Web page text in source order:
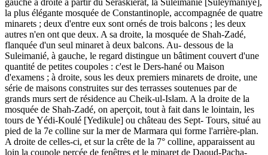
la plus élégante mosquée de Constantinople, accompagnée de quatre
minarets ; deux d'entre eux sont ornés de trois balcons ; les deux
autres n'en ont que deux. A sa droite, la mosquée de Shah-Zadé,
flanquée d'un seul minaret à deux balcons. Au- dessous de la
Suleimanié, à gauche, le regard distingue un bâtiment couvert d'une
quantité de petites coupoles : c'est le Ders-hané ou Maison
d'examens ; à droite, sous les deux premiers minarets de droite, une
série de maisons construites sur des terrasses soutenues par de
grands murs sert de résidence au Cheik-ul-Islam. A la droite de la
mosquée de Shah-Zadé, on aperçoit, tout à fait dans le lointain, les
tours de Yédi-Koulé [Yedikule] ou château des Sept- Tours, situé au
pied de la 7e colline sur la mer de Marmara qui forme l'arrière-plan.
A droite de celles-ci, et sur la crête de la 7° colline, apparaissent au
loin la coupole percée de fenêtres et le minaret de Daoud-Pacha-